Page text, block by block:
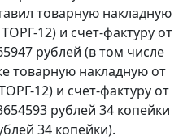
товарную накладную
12) и счет-фактуру от
рублей (в том числе
товарную накладную от
12) и счет-фактуру от
рублей 34 копейки
34 копейки).